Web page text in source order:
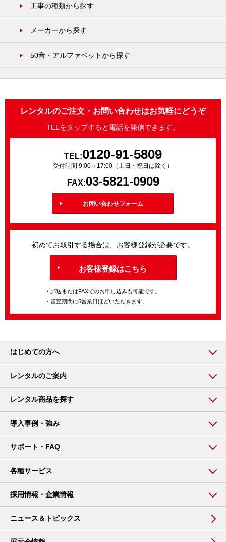
工事の種類から探す
メーカーから探す
50音・アルファベットから探す
レンタルのご注文・お問い合わせはお気軽にどうぞ
TELをタップすると電話を発信できます。
TEL:0120-91-5809
受付時間 9:00～17:00（土日・祝日は除く）
FAX:03-5821-0909
お問い合わせフォーム
初めてお取引する場合は、お客様登録が必要です。
お客様登録はこちら
・郵送またはFAXでのお申し込みも可能です。
・審査期間に5営業日ほどいただきます。
はじめての方へ
レンタルのご案内
レンタル商品を探す
導入事例・強み
サポート・FAQ
各種サービス
採用情報・企業情報
ニュース＆トピックス